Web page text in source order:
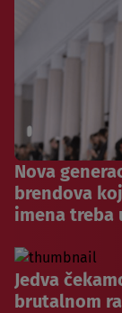
Nova
brendova
imena treba
Jedva
brutalnom